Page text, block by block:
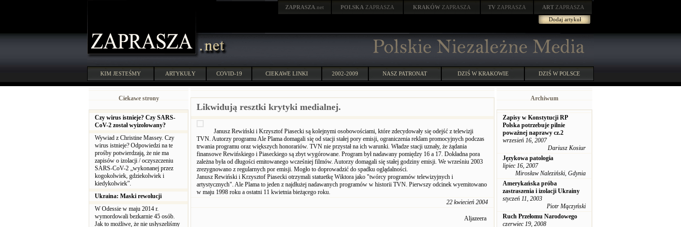
ZAPRASZA .net POLSKA ZAPRASZA KRAKÓW ZAPRASZA TV ZAPRASZA ART ZAPRASZA
Dodaj artykuł
KIM JESTEŚMY ARTYKUŁY COVID-19 CIEKAWE LINKI 2002-2009 NASZ PATRONAT DZIŚ W KRAKOWIE DZIŚ W POLSCE
Ciekawe strony
Czy wirus istnieje? Czy SARS-
CoV-2 został wyizolowany?
Wywiad z Christine Massey. Czy
wirus istnieje? Odpowiedzi na te
prośby potwierdzają, że nie ma
zapisów o izolacji / oczyszczeniu
SARS-CoV-2 „wykonanej przez
kogokolwiek, gdziekolwiek i
kiedykolwiek”.
Ukraina: Maski rewolucji
W Odessie w maju 2014 r.
wymordowali bezkarnie 45 osób.
Jak to możliwe, że nie usłyszeliśmy
Likwidują resztki krytyki medialnej.
Janusz Rewiński i Krzysztof Piasecki są kolejnymi osobowościami, które zdecydowały się odejść z telewizji
TVN. Autorzy programu Ale Plama domagali się od stacji stałej pory emisji, ograniczenia reklam promocyjnych podczas
trwania programu oraz większych honorariów. TVN nie przystał na ich warunki. Władze stacji uznały, że żądania
finansowe Rewińskiego i Piaseckiego są zbyt wygórowane. Program był nadawany pomiędzy 16 a 17. Dokładna pora
zależna była od długości emitowanego wcześniej filmów. Autorzy domagali się stałej godziny emisji. We wrześniu 2003
zrezygnowano z regularnych por emisji. Mogło to doprowadzić do spadku oglądalności.
Janusz Rewiński i Krzysztof Piasecki otrzymali statuetkę Wiktora jako "twórcy programów telewizyjnych i
artystycznych". Ale Plama to jeden z najdłużej nadawanych programów w historii TVN. Pierwszy odcinek wyemitowano
w maju 1998 roku a ostatni 11 kwietnia bieżącego roku.
22 kwiecień 2004
Aljazeera
Archiwum
Zapisy w Konstytucji RP
Polska potrzebuje pilnie
poważnej naprawy cz.2
wrzesień 16, 2007
Dariusz Kosiur
Językowa patologia
lipiec 16, 2007
Mirosław Naleziński, Gdynia
Amerykańska próba
zastraszenia i izolacji Ukrainy
styczeń 11, 2003
Piotr Mączyński
Ruch Przełomu Narodowego
czerwiec 19, 2008